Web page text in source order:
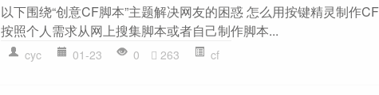
以下围绕“创意CF脚本”主题解决网友的困惑 怎么用按键精灵制作
按照个人需求从网上搜集脚本或者自己制作脚本...
cyc 01-23 0 263 cf